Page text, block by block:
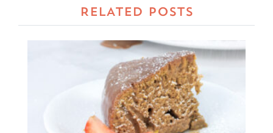
RELATED POSTS